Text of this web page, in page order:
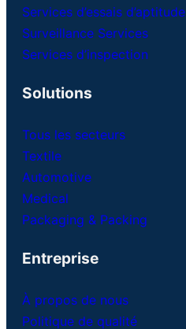
Services d’essais d’aptitude
Surveillance Services
Services d’inspection
Solutions
Tous les secteurs
Textile
Automotive
Medical
Packaging & Packing
Entreprise
À propos de nous
Politique de qualité